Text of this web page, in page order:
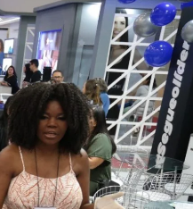
Ninetto Fortaleza